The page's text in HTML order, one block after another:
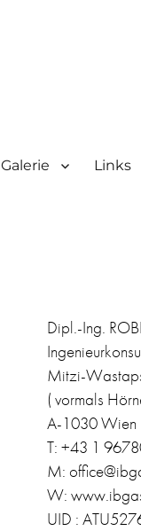
Galerie Links
Dipl.-Ing.
Mitzi-
( vormals
A-1030 Wien
T: +43 1
M:
W:
UID :